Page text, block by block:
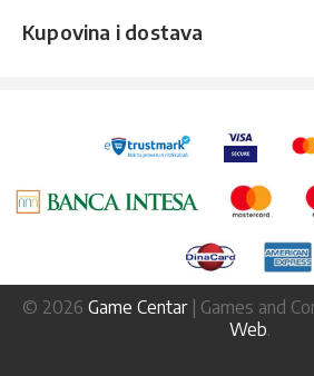
Kupovina i dostava
© 2026 Game Centar| Games and
Web.